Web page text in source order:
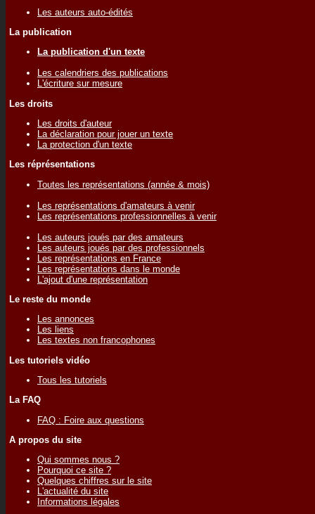
Les auteurs auto-édités
La publication
La publication d'un texte
Les calendriers des publications
L'écriture sur mesure
Les droits
Les droits d'auteur
La déclaration pour jouer un texte
La protection d'un texte
Les réprésentations
Toutes les représentations (année & mois)
Les représentations d'amateurs à venir
Les représentations professionnelles à venir
Les auteurs joués par des amateurs
Les auteurs joués par des professionnels
Les représentations en France
Les représentations dans le monde
L'ajout d'une représentation
Le reste du monde
Les annonces
Les liens
Les textes non francophones
Les tutoriels vidéo
Tous les tutoriels
La FAQ
FAQ : Foire aux questions
A propos du site
Qui sommes nous ?
Pourquoi ce site ?
Quelques chiffres sur le site
L'actualité du site
Informations légales